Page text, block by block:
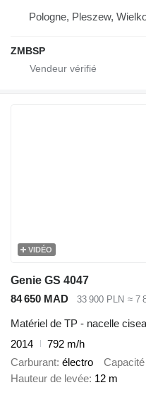
Pologne, Pleszew,
ZMBSP
VIDÉO
Genie GS 4047
84 650 MAD
33 900 PLN ≈ 7
Matériel de TP - nacelle
2014
792 m/h
Carburant électro
Hauteur de levée 12 m